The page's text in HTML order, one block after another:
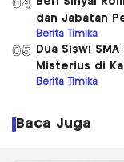
04
dan Jabatan
Berita Timika
05
Dua Siswi
Misterius di
Berita Timika
Baca Juga